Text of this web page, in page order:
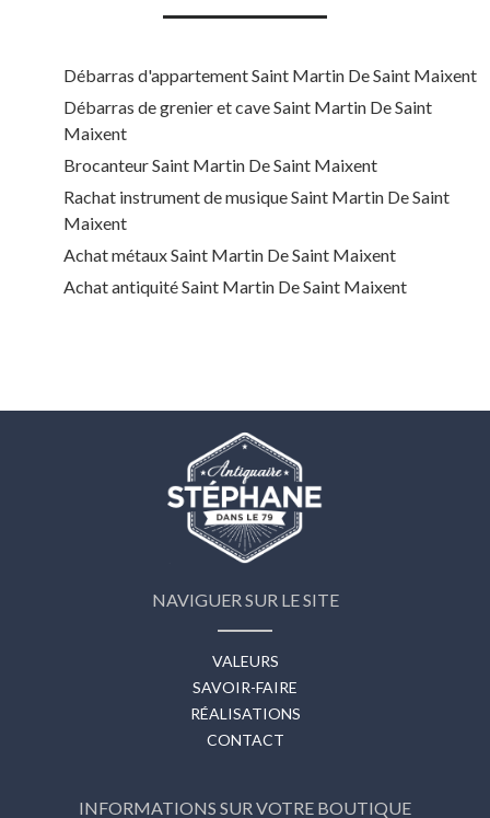
Débarras d'appartement Saint Martin De Saint Maixent
Débarras de grenier et cave Saint Martin De Saint
Maixent
Brocanteur Saint Martin De Saint Maixent
Rachat instrument de musique Saint Martin De Saint
Maixent
Achat métaux Saint Martin De Saint Maixent
Achat antiquité Saint Martin De Saint Maixent
NAVIGUER SUR LE SITE
VALEURS
SAVOIR-FAIRE
RÉALISATIONS
CONTACT
INFORMATIONS SUR VOTRE BOUTIQUE